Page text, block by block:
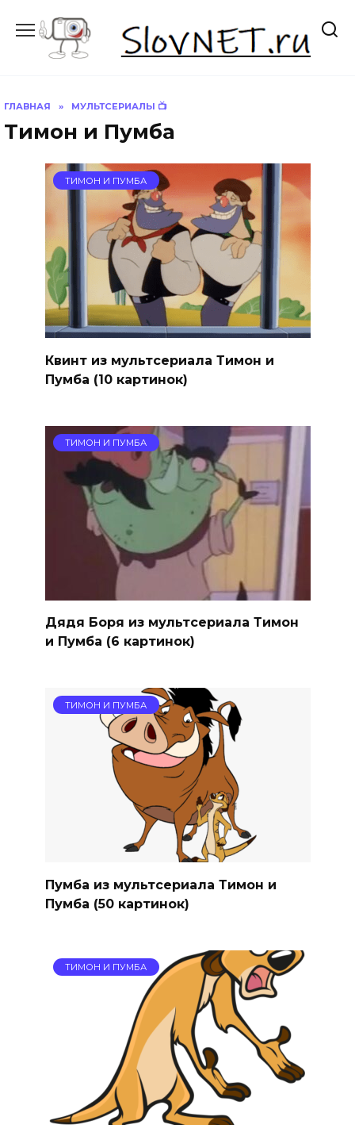
содержанию
ГЛАВНАЯ » МУЛЬТСЕРИАЛЫ 📺
Тимон и Пумба
ТИМОН И ПУМБА
Квинт из мультсериала Тимон и
Пумба (10 картинок)
ТИМОН И ПУМБА
Дядя Боря из мультсериала Тимон
и Пумба (6 картинок)
ТИМОН И ПУМБА
Пумба из мультсериала Тимон и
Пумба (50 картинок)
ТИМОН И ПУМБА